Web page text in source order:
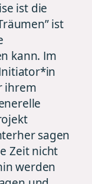
ist die
ist
kann. Im
ihrem
sagen
Zeit nicht
werden